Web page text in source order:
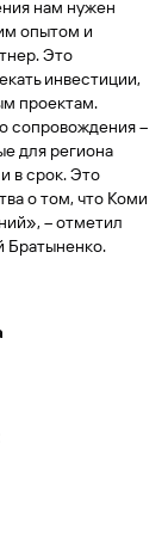
нам нужен
опытом и
Это
инвестиции,
проектам.
сопровождения –
для региона
в срок. Это
о том, что Коми
– отметил
Братыненко.